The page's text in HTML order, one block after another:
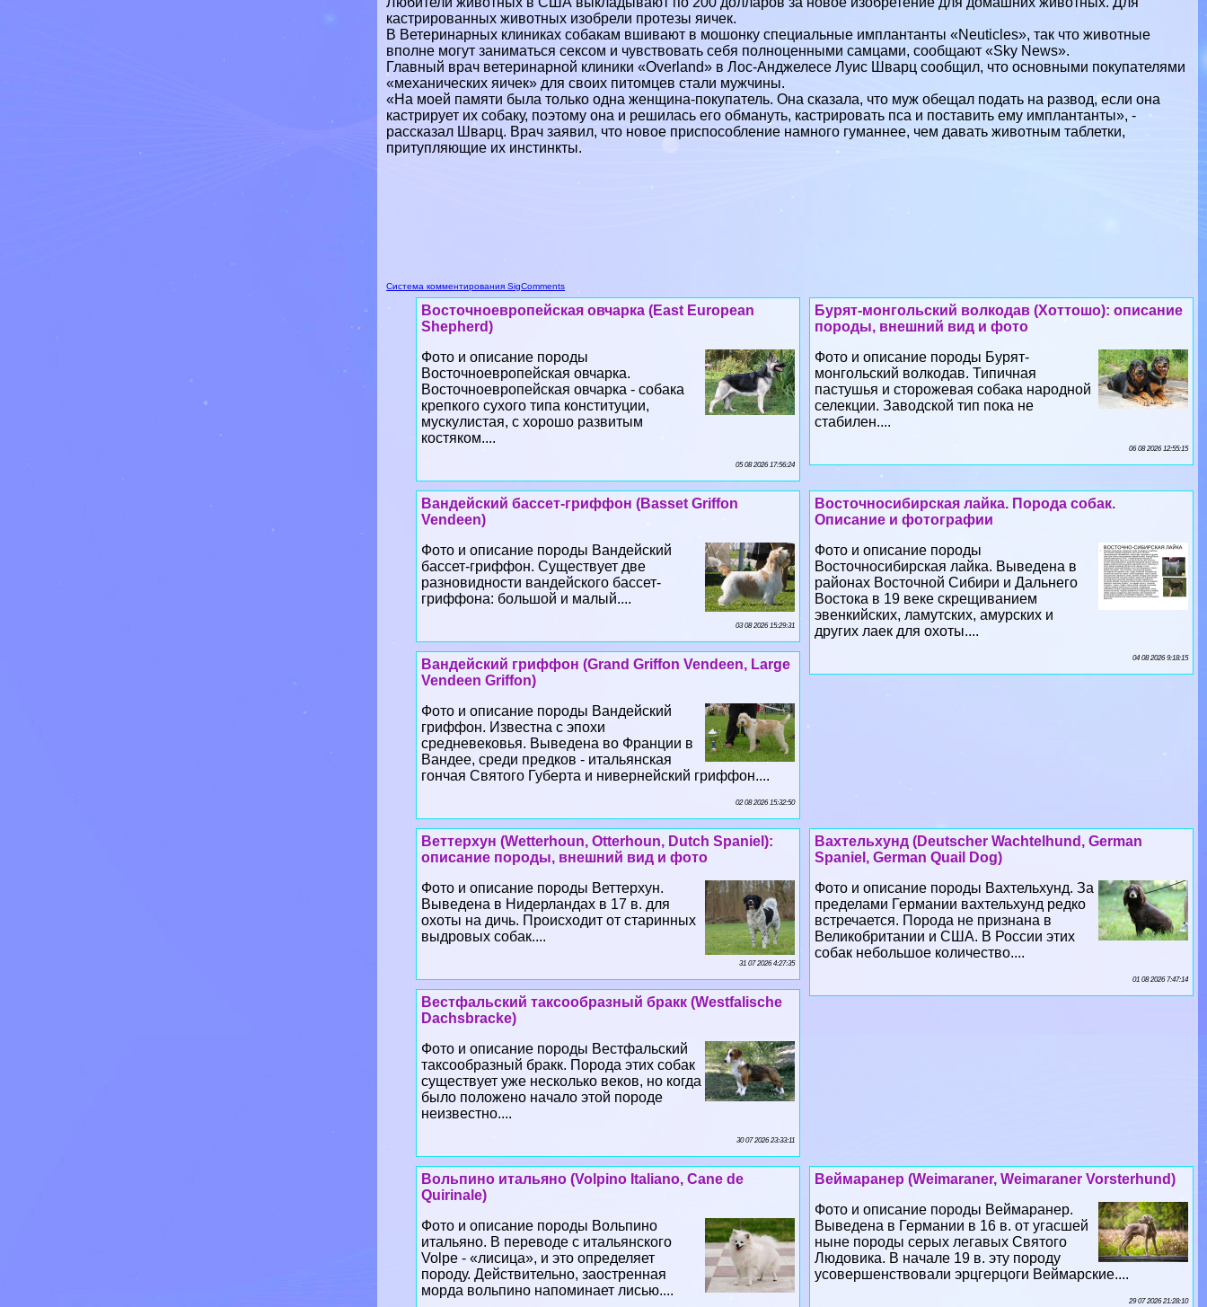
кастрированных животных изобрели протезы яичек.
В Ветеринарных клиниках собакам вшивают в мошонку специальные имплантанты «Neuticles», так что животные
вполне могут заниматься ceкcом и чувствовать себя полноценными самцами, сообщают «Sky News».
Главный врач ветеринарной клиники «Overland» в Лос-Анджелесе Луис Шварц сообщил, что основными покупателями
«механических яичек» для своих питомцев стали мужчины.
«На моей памяти была только одна женщина-покупатель. Она сказала, что муж обещал подать на развод, если она
кастрирует их собаку, поэтому она и решилась его обмануть, кастрировать пса и поставить ему имплантанты», -
рассказал Шварц. Врач заявил, что новое приспособление намного гуманнее, чем давать животным таблетки,
притупляющие их инстинкты.
Система комментирования SigComments
Бурят-монгольский волкодав (Хоттошо): описание
породы, внешний вид и фото
Фото и описание породы Бурят-
монгольский волкодав. Типичная
пастушья и сторожевая собака народной
селекции. Заводской тип пока не
стабилен....
06 08 2026 12:55:15
Восточноевропейская овчарка (East European
Shepherd)
Фото и описание породы
Восточноевропейская овчарка.
Восточноевропейская овчарка - собака
крепкого сухого типа конституции,
мускулистая, с хорошо развитым
костяком....
05 08 2026 17:56:24
Восточносибирская лайка. Порода собак.
Описание и фотографии
Фото и описание породы
Восточносибирская лайка. Выведена в
районах Восточной Сибири и Дальнего
Востока в 19 веке скрещиванием
эвенкийских, ламутских, амурских и
других лаек для охоты....
04 08 2026 9:18:15
Вандейский бассет-гриффон (Basset Griffon
Vendeen)
Фото и описание породы Вандейский
бассет-гриффон. Существует две
разновидности вандейского бассет-
гриффона: большой и малый....
03 08 2026 15:29:31
Вандейский гриффон (Grand Griffon Vendeen, Large
Vendeen Griffon)
Фото и описание породы Вандейский
гриффон. Известна с эпохи
средневековья. Выведена во Франции в
Вандее, среди предков - итальянская
гончая Святого Губерта и нивернейский гриффон....
02 08 2026 15:32:50
Вахтельхунд (Deutscher Wachtelhund, German
Spaniel, German Quail Dog)
Фото и описание породы Вахтельхунд. За
пределами Германии вахтельхунд редко
встречается. Порода не признана в
Великобритании и США. В России этих
собак небольшое количество....
01 08 2026 7:47:14
Веттерхун (Wetterhoun, Otterhoun, Dutch Spaniel):
описание породы, внешний вид и фото
Фото и описание породы Веттерхун.
Выведена в Нидерландах в 17 в. для
охоты на дичь. Происходит от старинных
выдровых собак....
31 07 2026 4:27:35
Вестфальский таксообразный бpaкк (Westfalische
Dachsbracke)
Фото и описание породы Вестфальский
таксообразный бpaкк. Порода этих собак
существует уже несколько веков, но когда
было положено начало этой породе
неизвестно....
30 07 2026 23:33:11
Веймаранер (Weimaraner, Weimaraner Vorsterhund)
Фото и описание породы Веймаранер.
Выведена в Германии в 16 в. от угасшей
ныне породы серых легавых Святого
Людовика. В начале 19 в. эту породу
усовершенствовали эрцгерцоги Веймарские....
29 07 2026 21:28:10
Вольпино итальяно (Volpino Italiano, Cane de
Quirinale)
Фото и описание породы Вольпино
итальяно. В переводе с итальянского
Volpe - «лисица», и это определяет
породу. Действительно, заостренная
морда вольпино напоминает лисью....